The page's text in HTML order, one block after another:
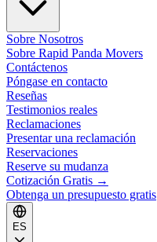
Sobre Nosotros
Sobre Rapid Panda Movers
Contáctenos
Póngase en contacto
Reseñas
Testimonios reales
Reclamaciones
Presentar una reclamación
Reservaciones
Reserve su mudanza
Cotización Gratis →
Obtenga un presupuesto gratis
ES